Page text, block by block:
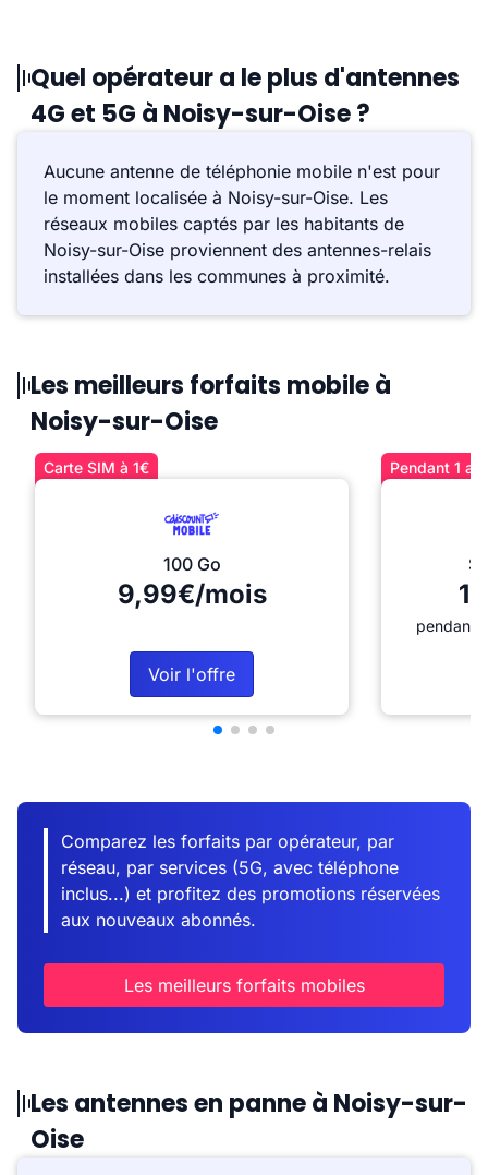
Quel opérateur a le plus d'antennes
4G et 5G à Noisy-sur-Oise ?
Aucune antenne de téléphonie mobile n'est pour
le moment localisée à Noisy-sur-Oise. Les
réseaux mobiles captés par les habitants de
Noisy-sur-Oise proviennent des antennes-relais
installées dans les communes à proximité.
Les meilleurs forfaits mobile à
Noisy-sur-Oise
Carte SIM à 1€
100 Go
9,99€/mois
Voir l'offre
Pendant 1
pendant
Comparez les forfaits par opérateur, par
réseau, par services (5G, avec téléphone
inclus...) et profitez des promotions réservées
aux nouveaux abonnés.
Les meilleurs forfaits mobiles
Les antennes en panne à Noisy-sur-
Oise